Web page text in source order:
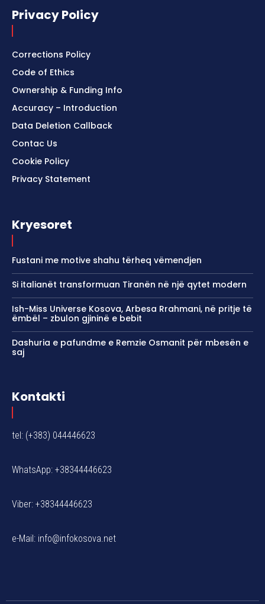
Privacy Policy
Corrections Policy
Code of Ethics
Ownership & Funding Info
Accuracy – Introduction
Data Deletion Callback
Contac Us
Cookie Policy
Privacy Statement
Kryesoret
Fustani me motive shahu tërheq vëmendjen
Si italianët transformuan Tiranën në një qytet modern
Ish-Miss Universe Kosova, Arbesa Rrahmani, në pritje të
ëmbël – zbulon gjininë e bebit
Dashuria e pafundme e Remzie Osmanit për mbesën e
saj
Kontakti
tel: (+383) 044446623
WhatsApp: +38344446623
Viber: +38344446623
e-Mail: info@infokosova.net